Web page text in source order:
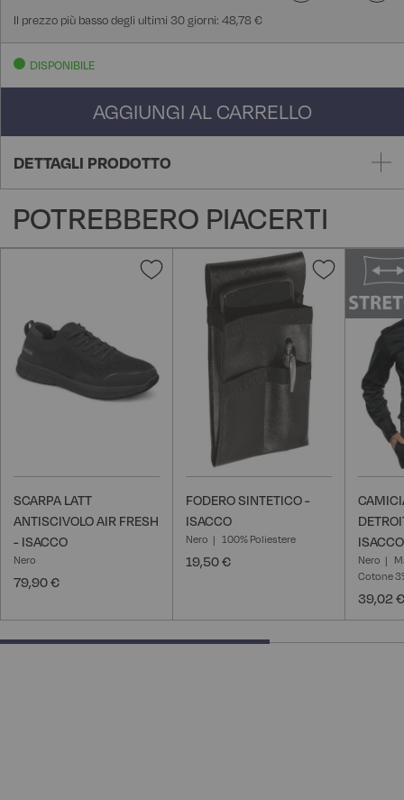
Il prezzo più basso degli ultimi 30 giorni: 48,78 €
DISPONIBILE
AGGIUNGI AL CARRELLO
DETTAGLI PRODOTTO
POTREBBERO PIACERTI
Aggiungi
SCARPA LATT
ANTISCIVOLO AIR FRESH
- ISACCO
Nero
79,90 €
Aggiungi
alla
lista
desideri
FODERO SINTETICO -
ISACCO
Nero 100% Poliestere
19,50 €
ISACCO
Nero
Cotone
39,02 €
66.66666666666666% completed